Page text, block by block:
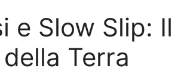
e Slow Slip: Il
Terra